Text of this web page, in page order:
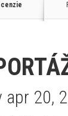
apr 20,